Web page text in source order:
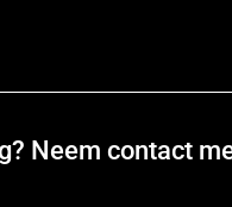
Neem contact